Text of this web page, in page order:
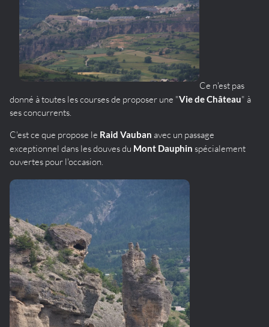
Ce n'est pas
donné à toutes les courses de proposer une "Vie de Château" à
ses concurrents.
C'est ce que propose le Raid Vauban avec un passage
exceptionnel dans les douves du Mont Dauphin spécialement
ouvertes pour l'occasion.